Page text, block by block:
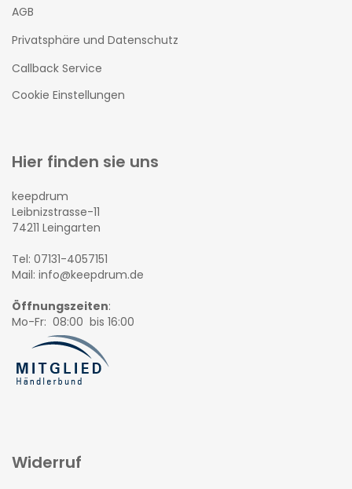
AGB
Privatsphäre und Datenschutz
Callback Service
Cookie Einstellungen
Hier finden sie uns
keepdrum
Leibnizstrasse-11
74211 Leingarten
Tel: 07131-4057151
Mail: info@keepdrum.de
Öffnungszeiten:
Mo-Fr: 08:00 bis 16:00
Widerruf